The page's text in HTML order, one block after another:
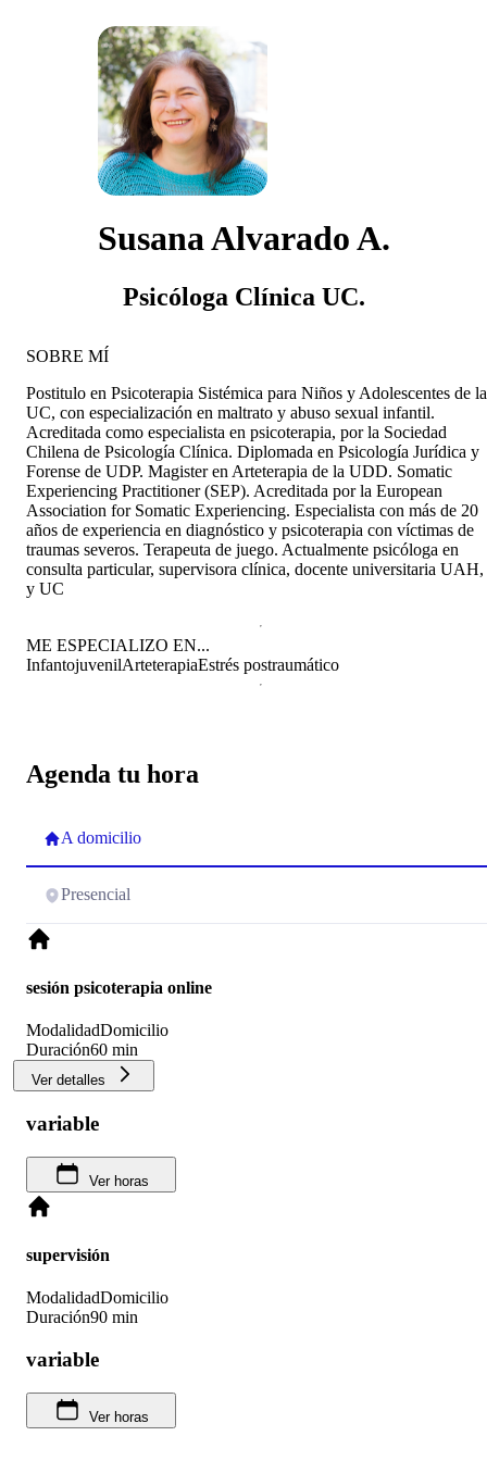
Susana Alvarado A.
Psicóloga Clínica UC.
Agenda tu hora
A domicilio
Presencial
sesión psicoterapia online
ModalidadDomicilio
Duración60 min
Ver detalles
variable
Ver horas
supervisión
ModalidadDomicilio
Duración90 min
variable
Ver horas
SOBRE MÍ
Postitulo en Psicoterapia Sistémica para Niños y Adolescentes de la
UC, con especialización en maltrato y abuso sexual infantil.
Acreditada como especialista en psicoterapia, por la Sociedad
Chilena de Psicología Clínica. Diplomada en Psicología Jurídica y
Forense de UDP. Magister en Arteterapia de la UDD. Somatic
Experiencing Practitioner (SEP). Acreditada por la European
Association for Somatic Experiencing. Especialista con más de 20
años de experiencia en diagnóstico y psicoterapia con víctimas de
traumas severos. Terapeuta de juego. Actualmente psicóloga en
consulta particular, supervisora clínica, docente universitaria UAH,
y UC
ME ESPECIALIZO EN...
InfantojuvenilArteterapiaEstrés postraumático